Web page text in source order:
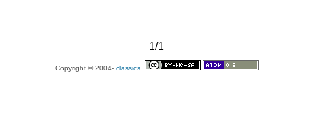
1/1
Copyright © 2004- classics.